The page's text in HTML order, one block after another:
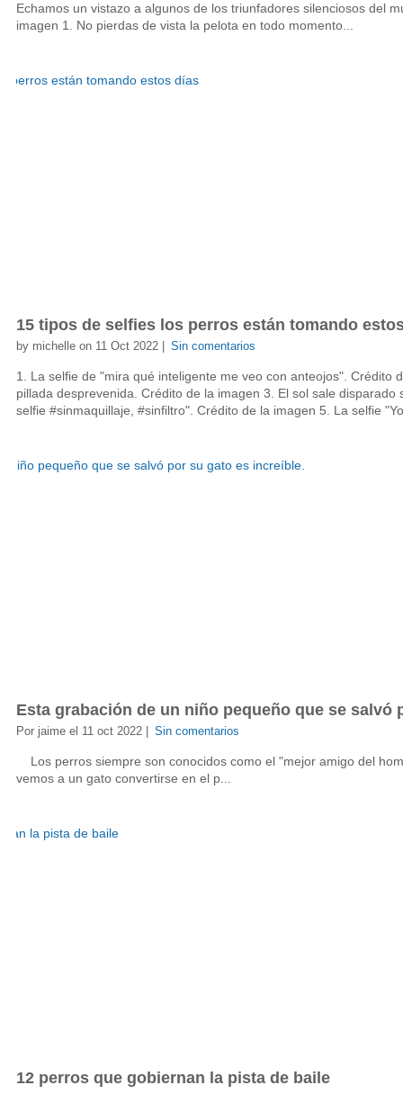
Echamos un vistazo a algunos de los triunfadores silenciosos del
imagen 1. No pierdas de vista la pelota en todo momento...
15 tipos de selfies los perros están tomando
by michelle on 11 Oct 2022 | Sin comentarios
1. La selfie de "mira qué inteligente me veo con anteojos". Crédito
pillada desprevenida. Crédito de la imagen 3. El sol sale
selfie #sinmaquillaje, #sinfiltro". Crédito de la imagen 5. La selfie
Esta grabación de un niño pequeño que se salvó
Por jaime el 11 oct 2022 | Sin comentarios
Los perros siempre son conocidos como el "mejor amigo del
vemos a un gato convertirse en el p...
12 perros que gobiernan la pista de baile